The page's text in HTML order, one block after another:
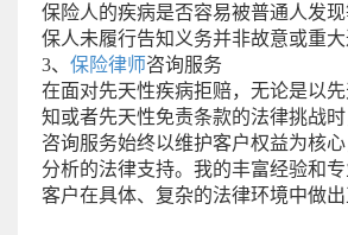
保险人的疾病是否容易被普通人发
保人未履行告知义务并非故意或重大
3、 保险律师咨询服务
在面对先天性疾病拒赔，无论是以
知或者先天性免责条款的法律挑战
咨询服务始终以维护客户权益为核
分析的法律支持。我的丰富经验和
客户在具体、复杂的法律环境中做出